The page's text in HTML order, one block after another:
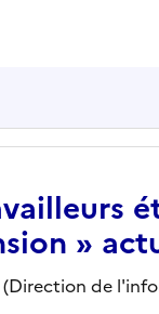
»
(Direction de